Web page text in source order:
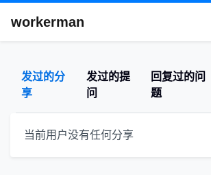
workerman
发过的分
享
发过的提
问
回复过的问
题
当前用户没有任何分享